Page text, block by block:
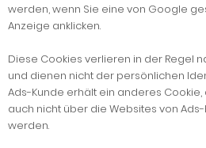
werden, wenn Sie eine von Google
Anzeige anklicken.
Diese Cookies verlieren in der Regel
und dienen nicht der persönlichen
Ads-Kunde erhält ein anderes
auch nicht über die Websites von
werden.